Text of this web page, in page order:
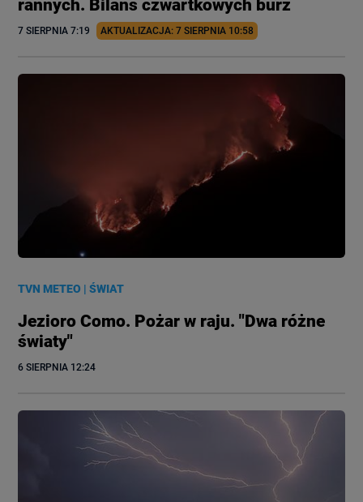
rannych. Bilans czwartkowych burz
7 SIERPNIA 7:19 AKTUALIZACJA: 7 SIERPNIA 10:58
TVN METEO |ŚWIAT
Jezioro Como. Pożar w raju. "Dwa różne
światy"
6 SIERPNIA 12:24